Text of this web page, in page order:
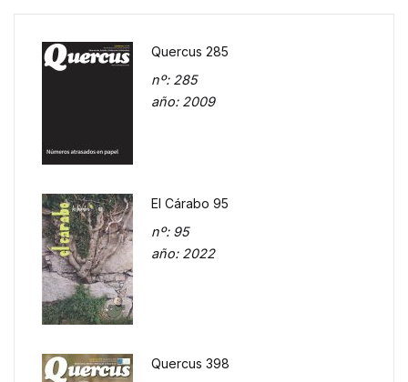
Quercus 285
nº: 285
año: 2009
El Cárabo 95
nº: 95
año: 2022
Quercus 398